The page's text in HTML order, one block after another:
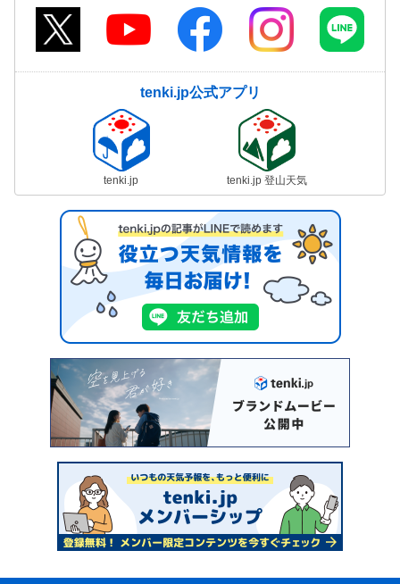
tenki.jp公式アプリ
tenki.jp tenki.jp 登山天気